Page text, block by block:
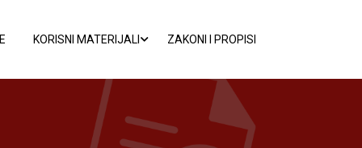
KORISNI MATERIJALI ZAKONI I PROPISI